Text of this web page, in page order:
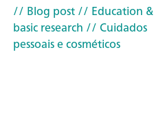
// Blog post// Education &
basic research // Cuidados
pessoais e cosméticos